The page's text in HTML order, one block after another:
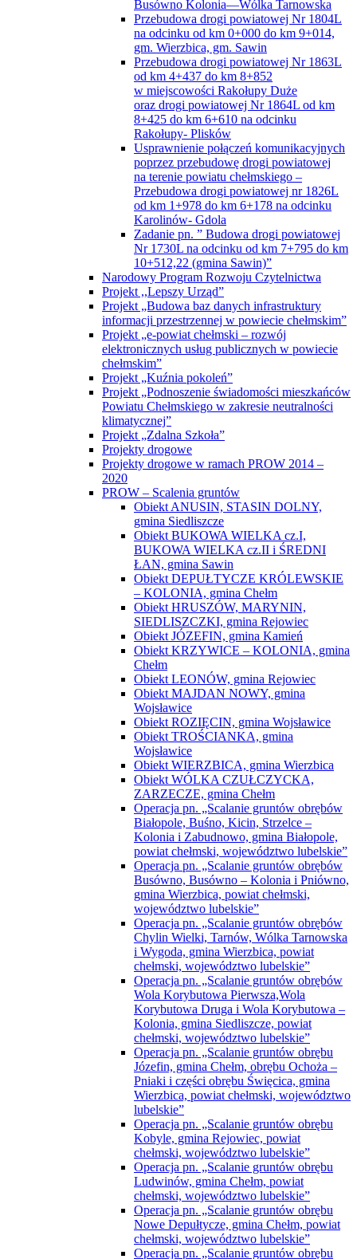
Busówno Kolonia—Wólka Tarnowska
Przebudowa drogi powiatowej Nr 1804L
na odcinku od km 0+000 do km 9+014,
gm. Wierzbica, gm. Sawin
Przebudowa drogi powiatowej Nr 1863L
od km 4+437 do km 8+852
w miejscowości Rakołupy Duże
oraz drogi powiatowej Nr 1864L od km
8+425 do km 6+610 na odcinku
Rakołupy- Plisków
Usprawnienie połączeń komunikacyjnych
poprzez przebudowę drogi powiatowej
na terenie powiatu chełmskiego –
Przebudowa drogi powiatowej nr 1826L
od km 1+978 do km 6+178 na odcinku
Karolinów- Gdola
Zadanie pn. ” Budowa drogi powiatowej
Nr 1730L na odcinku od km 7+795 do km
10+512,22 (gmina Sawin)”
Narodowy Program Rozwoju Czytelnictwa
Projekt ,,Lepszy Urząd”
Projekt „Budowa baz danych infrastruktury
informacji przestrzennej w powiecie chełmskim”
Projekt „e-powiat chełmski – rozwój
elektronicznych usług publicznych w powiecie
chełmskim”
Projekt „Kuźnia pokoleń”
Projekt „Podnoszenie świadomości mieszkańców
Powiatu Chełmskiego w zakresie neutralności
klimatycznej”
Projekt „Zdalna Szkoła”
Projekty drogowe
Projekty drogowe w ramach PROW 2014 –
2020
PROW – Scalenia gruntów
Obiekt ANUSIN, STASIN DOLNY,
gmina Siedliszcze
Obiekt BUKOWA WIELKA cz.I,
BUKOWA WIELKA cz.II i ŚREDNI
ŁAN, gmina Sawin
Obiekt DEPUŁTYCZE KRÓLEWSKIE
– KOLONIA, gmina Chełm
Obiekt HRUSZÓW, MARYNIN,
SIEDLISZCZKI, gmina Rejowiec
Obiekt JÓZEFIN, gmina Kamień
Obiekt KRZYWICE – KOLONIA, gmina
Chełm
Obiekt LEONÓW, gmina Rejowiec
Obiekt MAJDAN NOWY, gmina
Wojsławice
Obiekt ROZIĘCIN, gmina Wojsławice
Obiekt TROŚCIANKA, gmina
Wojsławice
Obiekt WIERZBICA, gmina Wierzbica
Obiekt WÓLKA CZUŁCZYCKA,
ZARZECZE, gmina Chełm
Operacja pn. „Scalanie gruntów obrębów
Białopole, Buśno, Kicin, Strzelce –
Kolonia i Zabudnowo, gmina Białopole,
powiat chełmski, województwo lubelskie”
Operacja pn. „Scalanie gruntów obrębów
Busówno, Busówno – Kolonia i Pniówno,
gmina Wierzbica, powiat chełmski,
województwo lubelskie”
Operacja pn. „Scalanie gruntów obrębów
Chylin Wielki, Tarnów, Wólka Tarnowska
i Wygoda, gmina Wierzbica, powiat
chełmski, województwo lubelskie”
Operacja pn. „Scalanie gruntów obrębów
Wola Korybutowa Pierwsza,Wola
Korybutowa Druga i Wola Korybutowa –
Kolonia, gmina Siedliszcze, powiat
chełmski, województwo lubelskie”
Operacja pn. „Scalanie gruntów obrębu
Józefin, gmina Chełm, obrębu Ochoża –
Pniaki i części obrębu Święcica, gmina
Wierzbica, powiat chełmski, województwo
lubelskie”
Operacja pn. „Scalanie gruntów obrębu
Kobyle, gmina Rejowiec, powiat
chełmski, województwo lubelskie”
Operacja pn. „Scalanie gruntów obrębu
Ludwinów, gmina Chełm, powiat
chełmski, województwo lubelskie”
Operacja pn. „Scalanie gruntów obrębu
Nowe Depułtycze, gmina Chełm, powiat
chełmski, województwo lubelskie”
Operacja pn. „Scalanie gruntów obrębu